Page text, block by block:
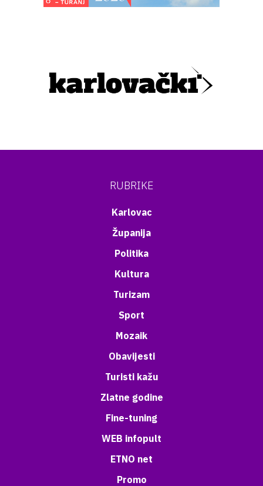
RUBRIKE
Karlovac
Županija
Politika
Kultura
Turizam
Sport
Mozaik
Obavijesti
Turisti kažu
Zlatne godine
Fine-tuning
WEB infopult
ETNO net
Promo